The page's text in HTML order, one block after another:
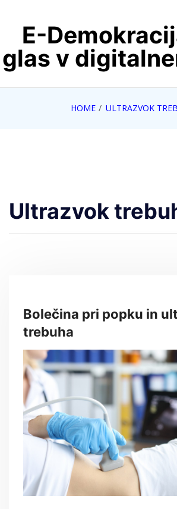
contentE-
glas v
HOME ULTRAZVOK
Ultrazvok
Bolečina pri popku in
trebuha